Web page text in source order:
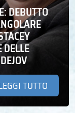
DEBUTTO
DELLE
TUTTO